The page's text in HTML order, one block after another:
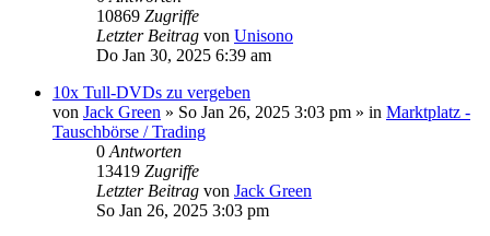
10869 Zugriffe
Letzter Beitrag von Unisono
Do Jan 30, 2025 6:39 am
10x Tull-DVDs zu vergeben
von Jack Green » So Jan 26, 2025 3:03 pm » in Marktplatz -
Tauschbörse / Trading
0 Antworten
13419 Zugriffe
Letzter Beitrag von Jack Green
So Jan 26, 2025 3:03 pm